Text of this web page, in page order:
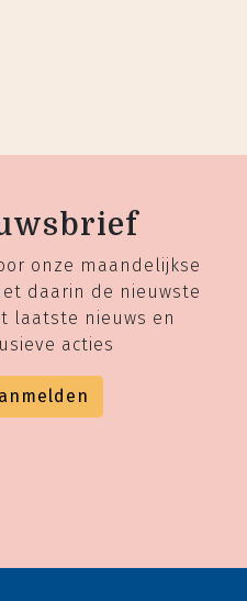
onze maandelijkse
daarin de nieuwste
laatste nieuws en
acties